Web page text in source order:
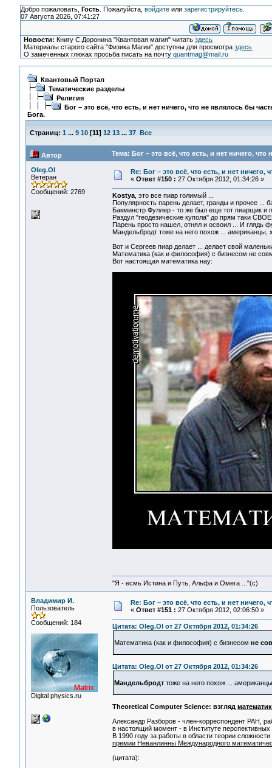
Добро пожаловать, Гость. Пожалуйста, войдитеили зарегистрируйтесь.
07 Августа 2026, 07:41:27
Новости: Книгу С.Доронина "Квантовая магия" читатьздесь
Материалы старого сайта "Физика Магии" доступны для просмотраздесь
О замеченных глюках просьба писать на почтуquantmag@mail.ru
Квантовый Портал
Тематические разделы
Религия
Бог – это всё, что есть, и нет ничего, что не являлось бы
Бога.
Страниц: 1 ... 9 10 [11] 12 13 ... 37 Все
Автор Тема: Бог – это всё, что есть, и нет ничего,
Oleg.Ol
Ветеран
Сообщений: 2769
Re: Бог – это всё, что есть, и нет
« Ответ #150 : 27 Октября 2012, 01:34:26 »
Kostya , это все пиар голимый ...
Популярность парень делает, гранды и прочее ...
Бакминстр Фуллер - то же был еще тот пиарщик и
Раздул "геодезические купола" до прям таки
Парень просто нашел, отнял и освоил ... И глядь
Мандельбродт тоже на него похож ... американцы,
Вот и Сергеев пиар делает ... делает свой
Математика (как и философия) с бизнесом не
Вот настоящая математика нау:
"Я - есмь Истина и Путь, Альфа и Омега ..."(с)
Владимир И.
Пользователь
Сообщений: 184
Digital physics.ru
Re: Бог – это всё, что есть, и нет
« Ответ #151 : 27 Октября 2012, 02:06:50 »
Цитата: Oleg.Ol от 27 Октября 2012, 01:34:26
Математика (как и философия) с бизнесом не
Цитата: Oleg.Ol от 27 Октября 2012, 01:34:26
Мандельбродт тоже на него похож ...
Theoretical Computer Science: взгляд
Александр Разборов - член-корреспондент РАН,
в настоящий момент - в Институте
В 1990 году за работы в области теории
премии Неванлинны Международного
(цитата):